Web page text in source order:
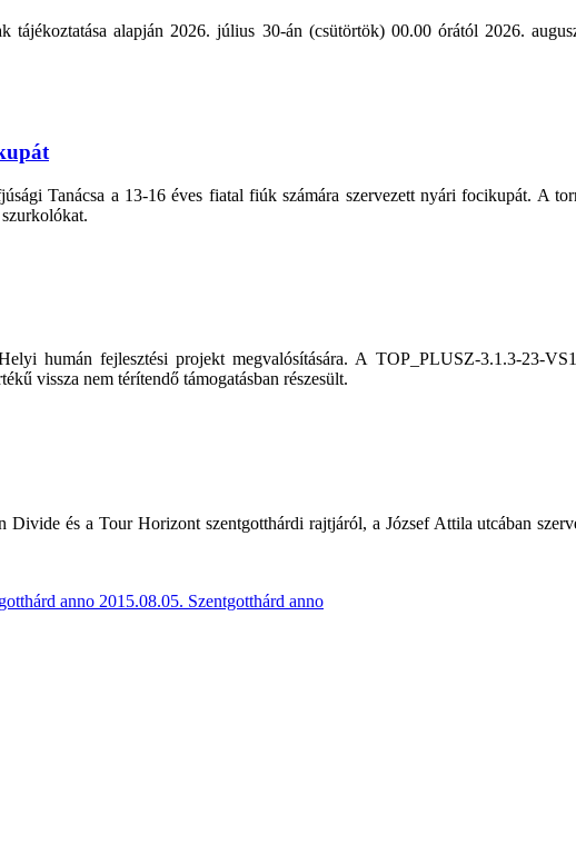
tájékoztatása alapján 2026. július 30-án (csütörtök) 00.00 órától 2026.
Tanácsa a 13-16 éves fiatal fiúk számára szervezett nyári focikupát. A
humán fejlesztési projekt megvalósítására. A TOP_PLUSZ-3.1.3-23-
vissza nem térítendő támogatásban részesült.
és a Tour Horizont szentgotthárdi rajtjáról, a József Attila utcában
2015.08.05. Szentgotthárd anno